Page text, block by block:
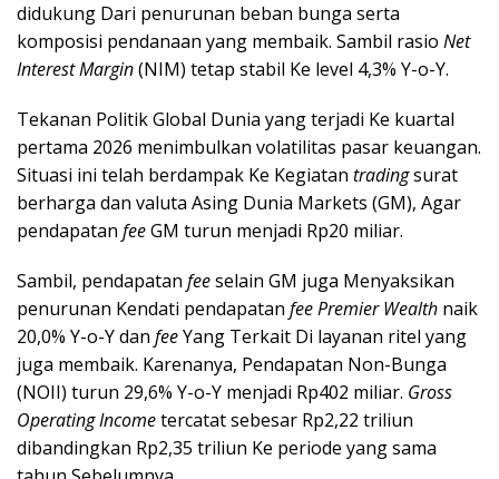
didukung Dari penurunan beban bunga serta
komposisi pendanaan yang membaik. Sambil rasio Net
Interest Margin(NIM) tetap stabil Ke level 4,3% Y-o-Y.
Tekanan Politik Global Dunia yang terjadi Ke kuartal
pertama 2026 menimbulkan volatilitas pasar keuangan.
Situasi ini telah berdampak Ke Kegiatan tradingsurat
berharga dan valuta Asing Dunia Markets (GM), Agar
pendapatan feeGM turun menjadi Rp20 miliar.
Sambil, pendapatan feeselain GM juga Menyaksikan
penurunan Kendati pendapatan feePremier Wealth naik
20,0% Y-o-Y dan feeYang Terkait Di layanan ritel yang
juga membaik. Karenanya, Pendapatan Non-Bunga
(NOII) turun 29,6% Y-o-Y menjadi Rp402 miliar. Gross
Operating Incometercatat sebesar Rp2,22 triliun
dibandingkan Rp2,35 triliun Ke periode yang sama